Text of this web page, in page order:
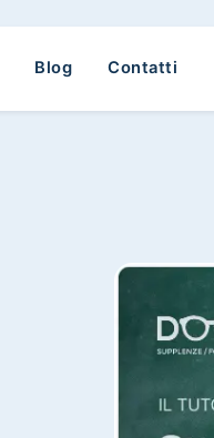
Blog Contatti